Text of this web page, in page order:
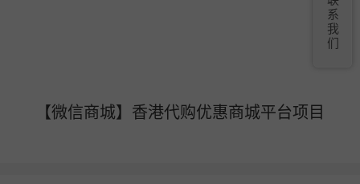
【微信商城】香港代购优惠商城平台项目
系
我
们